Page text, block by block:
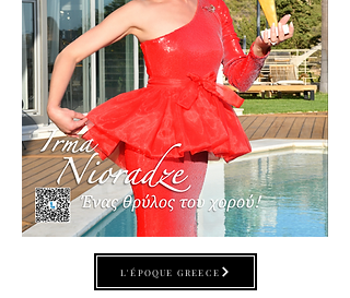
L'ÉPOQUE GREECE